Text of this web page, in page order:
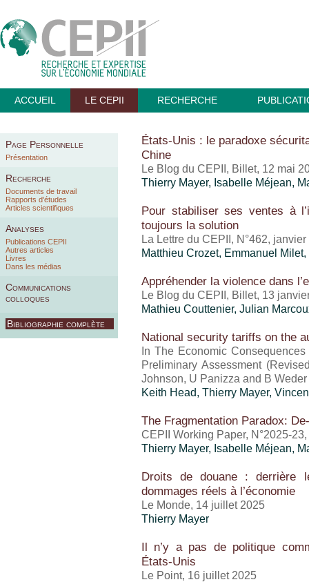
ACCUEIL LE CEPII RECHERCHE
Page Personnelle
Présentation
Recherche
Documents de travail
Rapports d'études
Articles scientifiques
Analyses
Publications CEPII
Autres articles
Livres
Dans les médias
Communications
colloques
Bibliographie complète
États-Unis : le paradoxe
Chine
Le Blog du CEPII, Billet, 12 mai
Thierry Mayer, Isabelle Méjean,
Pour stabiliser ses ventes à
toujours la solution
La Lettre du CEPII, N°462,
Matthieu Crozet, Emmanuel Milet,
Appréhender la violence dans
Le Blog du CEPII, Billet, 13
Mathieu Couttenier, Julian
National security tariffs on the
In The Economic
Preliminary Assessment
Johnson, U Panizza and B
Keith Head, Thierry Mayer,
The Fragmentation Paradox:
CEPII Working Paper, N°2025-
Thierry Mayer, Isabelle Méjean,
Droits de douane : derrière
dommages réels à l’économie
Le Monde, 14 juillet 2025
Thierry Mayer
Il n’y a pas de politique
États-Unis
Le Point, 16 juillet 2025